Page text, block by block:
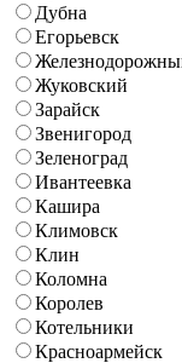
Дубна
Егорьевск
Жуковский
Зарайск
Звенигород
Зеленоград
Ивантеевка
Кашира
Климовск
Клин
Коломна
Королев
Котельники
Красноармейск